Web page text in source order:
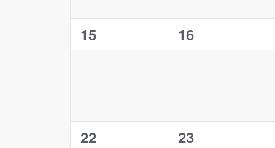
0
15
0
16
0
22
0
23